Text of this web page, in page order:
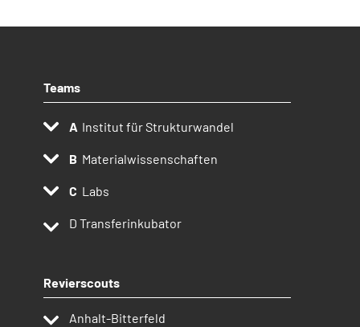
Teams
Institut für Strukturwandel
Materialwissenschaften
Labs
D Transferinkubator
Revierscouts
Anhalt-Bitterfeld